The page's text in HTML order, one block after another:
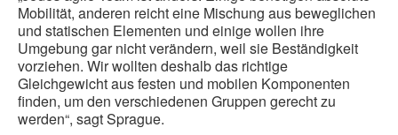
Mobilität, anderen reicht eine Mischung aus beweglichen
und statischen Elementen und einige wollen ihre
Umgebung gar nicht verändern, weil sie Beständigkeit
vorziehen. Wir wollten deshalb das richtige
Gleichgewicht aus festen und mobilen Komponenten
finden, um den verschiedenen Gruppen gerecht zu
werden“, sagt Sprague.